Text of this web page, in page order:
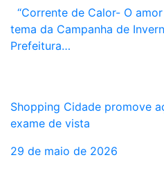
“Corrente de Calor- O
tema da Campanha de
Prefeitura…
Shopping Cidade promove
exame de vista
29 de maio de 2026